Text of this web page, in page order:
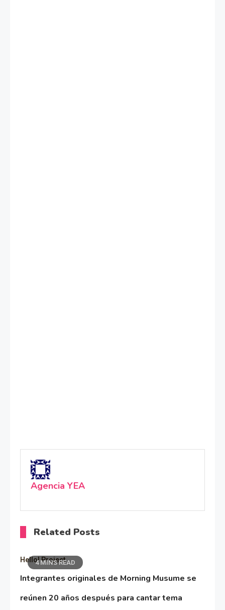
Agencia YEA
Related Posts
4 MINS READ
Hello! Project
Integrantes originales de Morning Musume se
reúnen 20 años después para cantar tema